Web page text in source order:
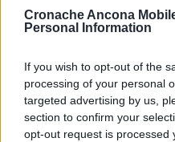
Cronache Ancona
Personal Information
If you wish to opt-out of the
processing of your personal
targeted advertising by us,
section to confirm your
opt-out request is processed
IL VOTO DISGIUNTO
esprimere un voto
nominativo di un
sindaco e un altro
collegata al
inoltre, tracciare un